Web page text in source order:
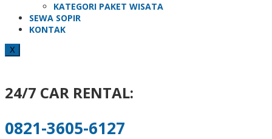
KATEGORI PAKET WISATA
SEWA SOPIR
KONTAK
X
24/7 CAR RENTAL:
0821-3605-6127